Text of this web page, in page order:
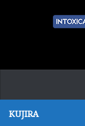
KUJIRA